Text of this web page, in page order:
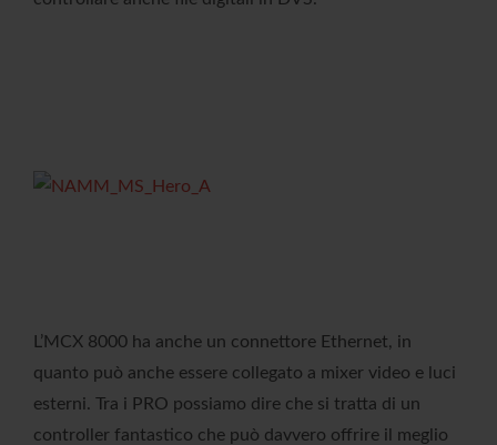
L’MCX 8000 ha anche un connettore Ethernet, in
quanto può anche essere collegato a mixer video e luci
esterni. Tra i PRO possiamo dire che si tratta di un
controller fantastico che può davvero offrire il meglio